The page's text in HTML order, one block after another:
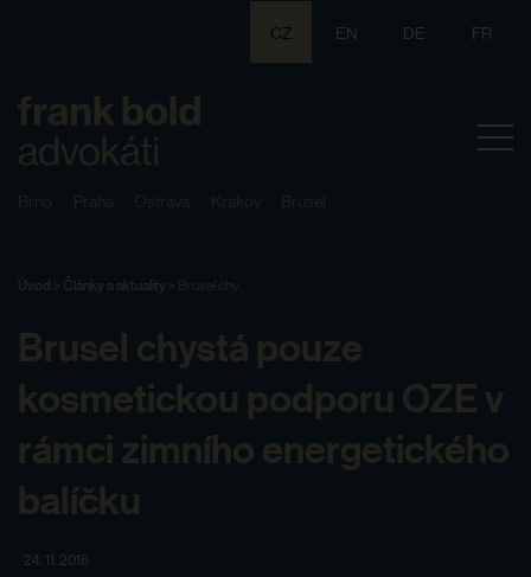
CZ EN DE FR
Brno Praha Ostrava Krakov Brusel
Úvod > Články a aktuality > Brusel chy...
Brusel chystá pouze
kosmetickou podporu OZE v
rámci zimního energetického
balíčku
24. 11. 2016